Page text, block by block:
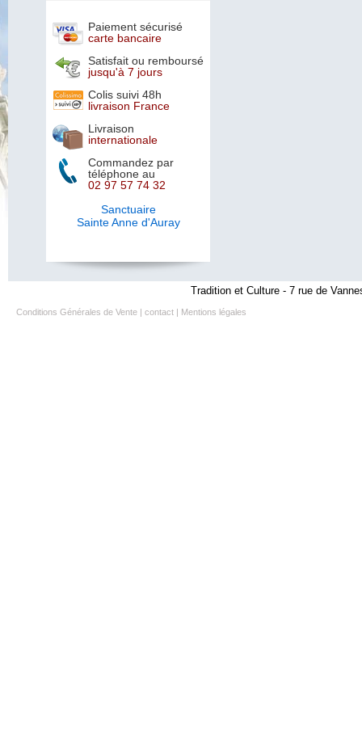
Paiement sécurisé
carte bancaire
Satisfait ou remboursé
jusqu'à 7 jours
Colis suivi 48h
livraison France
Livraison
internationale
Commandez par
téléphone au
02 97 57 74 32
Sanctuaire
Sainte Anne d'Auray
Tradition et Culture - 7 rue de
Conditions Générales de Vente | contact | Mentions légales